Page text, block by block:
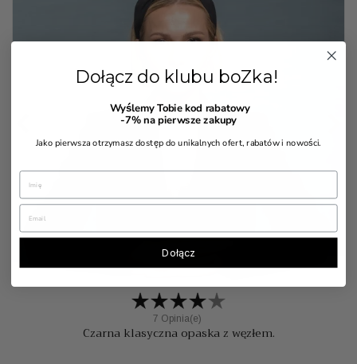
7 Opinia(e)
Czarna klasyczna opaska z węzłem.
Dołącz do klubu boZka!
Wyślemy Tobie kod rabatowy
-7%na pierwsze zakupy
Jako pierwsza otrzymasz dostęp do unikalnych ofert, rabatów i nowości.
Dołącz